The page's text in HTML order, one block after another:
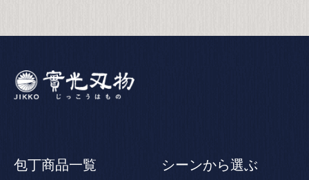
包丁商品一覧 シーンから選ぶ